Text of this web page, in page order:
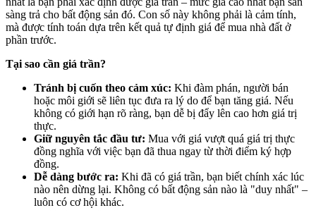
sàng trả cho bất động sản đó. Con số này không phải là cảm tính,
mà được tính toán dựa trên kết quả tự định giá để mua nhà đất ở
phần trước.
Tại sao cần giá trần?
Tránh bị cuốn theo cảm xúc: Khi đàm phán, người bán
hoặc môi giới sẽ liên tục đưa ra lý do để bạn tăng giá. Nếu
không có giới hạn rõ ràng, bạn dễ bị đẩy lên cao hơn giá trị
thực.
Giữ nguyên tắc đầu tư: Mua với giá vượt quá giá trị thực
đồng nghĩa với việc bạn đã thua ngay từ thời điểm ký hợp
đồng.
Dễ dàng bước ra: Khi đã có giá trần, bạn biết chính xác lúc
nào nên dừng lại. Không có bất động sản nào là "duy nhất" –
luôn có cơ hội khác.